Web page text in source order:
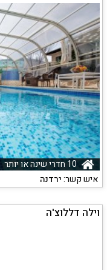
איש קשר:ירדנה
וילה דללוצ'ה